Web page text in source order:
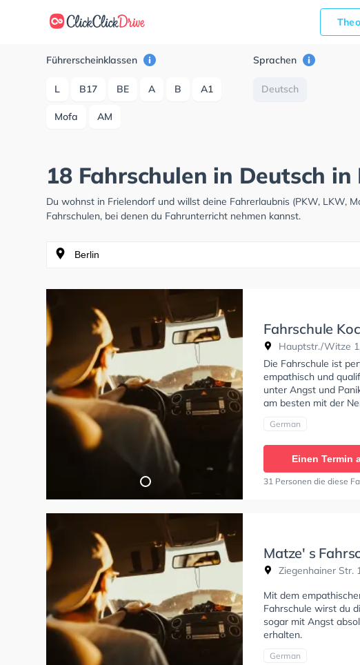
Führerscheinklassen
L B17 BE A B A1
Mofa AM
Sprachen
Deutsch
18 Fahrschulen in Deutsch
Du wohnst in Frielendorf und willst deine Fahrerlaubnis (PKW, LKW,
Fahrschulen, bei denen du Fahrunterricht nehmen kannst.
Fahrschule
Hauptstr./Witze
Die Fahrschule ist
empathisch und
unter Angst und
am besten mit der
German
Einen Termin
31 Personen die diese
Matze' s
Ziegenhainer Str.
Mit dem
Fahrschule wirst du
sogar mit Angst
erhalten.
German